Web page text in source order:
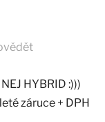
HYBRID :)))
záruce + DPH